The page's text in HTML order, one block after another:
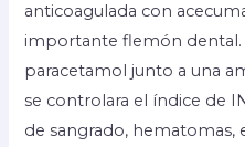
anticoagulada con
importante flemón dental.
paracetamol junto a una
se controlara el índice de
de sangrado, hematomas,